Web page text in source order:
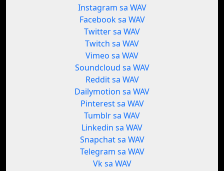
Instagram sa WAV
Facebook sa WAV
Twitter sa WAV
Twitch sa WAV
Vimeo sa WAV
Soundcloud sa WAV
Reddit sa WAV
Dailymotion sa WAV
Pinterest sa WAV
Tumblr sa WAV
Linkedin sa WAV
Snapchat sa WAV
Telegram sa WAV
Vk sa WAV